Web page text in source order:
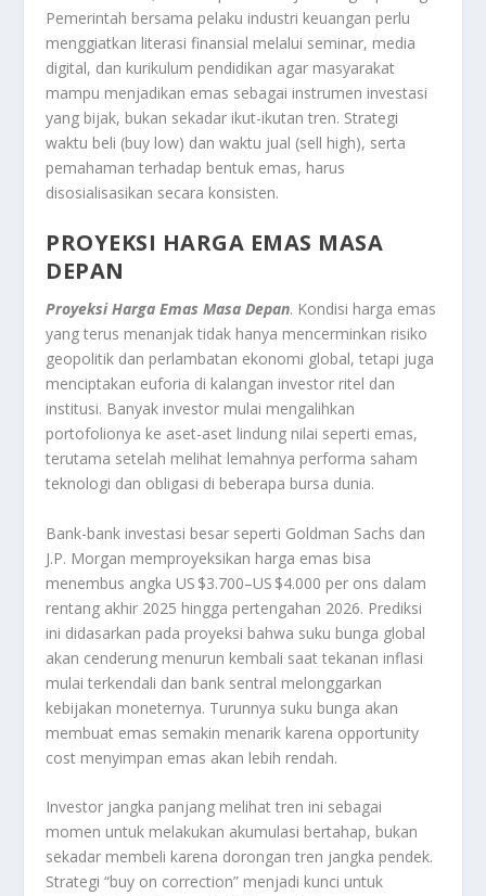
Pemerintah bersama pelaku industri keuangan perlu
menggiatkan literasi finansial melalui seminar, media
digital, dan kurikulum pendidikan agar masyarakat
mampu menjadikan emas sebagai instrumen investasi
yang bijak, bukan sekadar ikut-ikutan tren. Strategi
waktu beli (buy low) dan waktu jual (sell high), serta
pemahaman terhadap bentuk emas, harus
disosialisasikan secara konsisten.
PROYEKSI HARGA EMAS MASA
DEPAN
Proyeksi Harga Emas Masa Depan. Kondisi harga emas
yang terus menanjak tidak hanya mencerminkan risiko
geopolitik dan perlambatan ekonomi global, tetapi juga
menciptakan euforia di kalangan investor ritel dan
institusi. Banyak investor mulai mengalihkan
portofolionya ke aset-aset lindung nilai seperti emas,
terutama setelah melihat lemahnya performa saham
teknologi dan obligasi di beberapa bursa dunia.
Bank-bank investasi besar seperti Goldman Sachs dan
J.P. Morgan memproyeksikan harga emas bisa
menembus angka US $3.700–US $4.000 per ons dalam
rentang akhir 2025 hingga pertengahan 2026. Prediksi
ini didasarkan pada proyeksi bahwa suku bunga global
akan cenderung menurun kembali saat tekanan inflasi
mulai terkendali dan bank sentral melonggarkan
kebijakan moneternya. Turunnya suku bunga akan
membuat emas semakin menarik karena opportunity
cost menyimpan emas akan lebih rendah.
Investor jangka panjang melihat tren ini sebagai
momen untuk melakukan akumulasi bertahap, bukan
sekadar membeli karena dorongan tren jangka pendek.
Strategi “buy on correction” menjadi kunci untuk